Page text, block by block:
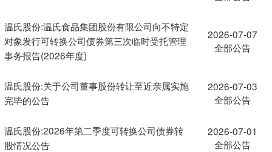
温氏股份:温氏食品集团股份有限公司向不特定
对象发行可转换公司债券第三次临时受托管理
事务报告(2026年度)
2026-07-07
全部公告
温氏股份:关于公司董事股份转让至近亲属实施
完毕的公告
2026-07-03
全部公告
温氏股份:2026年第二季度可转换公司债券转
股情况公告
2026-07-01
全部公告